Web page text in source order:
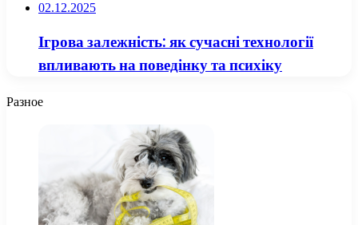
02.12.2025
Ігрова залежність: як сучасні технології
впливають на поведінку та психіку
Разное